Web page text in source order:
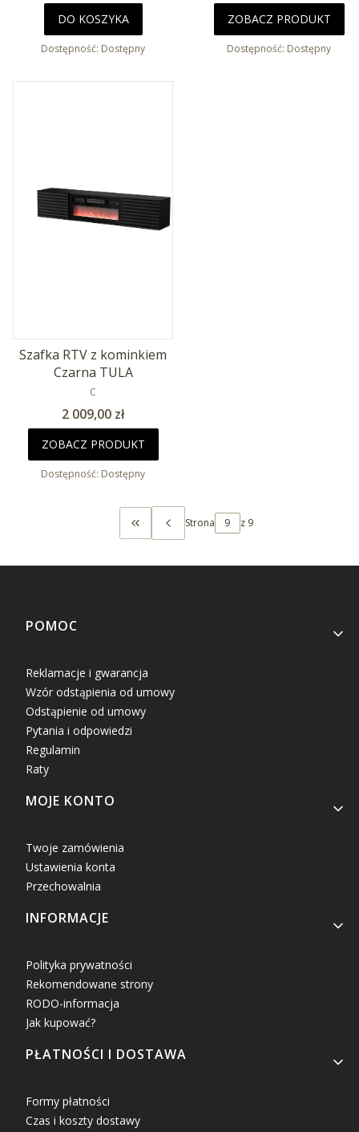
DO KOSZYKA
Dostępność: Dostępny
ZOBACZ PRODUKT
Dostępność: Dostępny
Szafka RTV z kominkiem
Czarna TULA
PRODUCENT
C
Cena
2 009,00 zł
ZOBACZ PRODUKT
Dostępność: Dostępny
WRÓĆ DO PIERWSZEJ STRONY Z
Strona z 9
Linki w stopce
POMOC
Reklamacje i gwarancja
Wzór odstąpienia od umowy
Odstąpienie od umowy
Pytania i odpowiedzi
Regulamin
Raty
MOJE KONTO
Twoje zamówienia
Ustawienia konta
Przechowalnia
INFORMACJE
Polityka prywatności
Rekomendowane strony
RODO-informacja
Jak kupować?
PŁATNOŚCI I DOSTAWA
Formy płatności
Czas i koszty dostawy